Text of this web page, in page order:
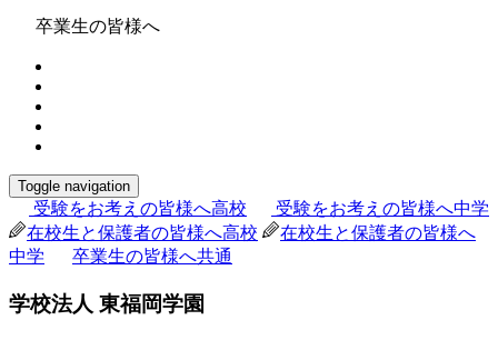
卒業生の皆様へ
Toggle navigation
受験をお考えの皆様へ高校 受験をお考えの皆様へ中学
在校生と保護者の皆様へ高校
在校生と保護者の皆様へ
中学
卒業生の皆様へ共通
学校法人 東福岡学園